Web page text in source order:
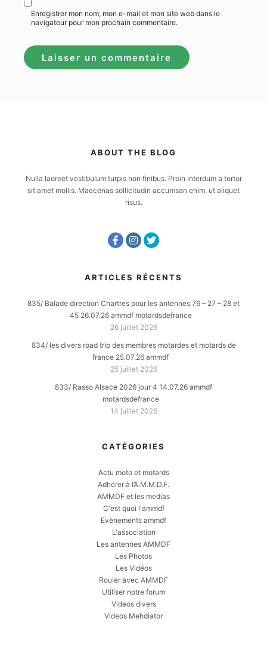
Enregistrer mon nom, mon e-mail et mon site web dans le
navigateur pour mon prochain commentaire.
ABOUT THE BLOG
Nulla laoreet vestibulum turpis non finibus. Proin interdum a tortor
sit amet mollis. Maecenas sollicitudin accumsan enim, ut aliquet
risus.
ARTICLES RÉCENTS
835/ Balade direction Chartres pour les antennes 76 – 27 – 28 et
45 26.07.26 ammdf motardsdefrance
26 juillet 2026
834/ les divers road trip des membres motardes et motards de
france 25.07.26 ammdf
25 juillet 2026
833/ Rasso Alsace 2026 jour 4 14.07.26 ammdf
motardsdefrance
14 juillet 2026
CATÉGORIES
Actu moto et motards
Adhérer à l’A.M.M.D.F.
AMMDF et les medias
C'est quoi l'ammdf
Evènements ammdf
L'association
Les antennes AMMDF
Les Photos
Les Vidéos
Rouler avec AMMDF
Utiliser notre forum
Videos divers
Videos Mehdiator